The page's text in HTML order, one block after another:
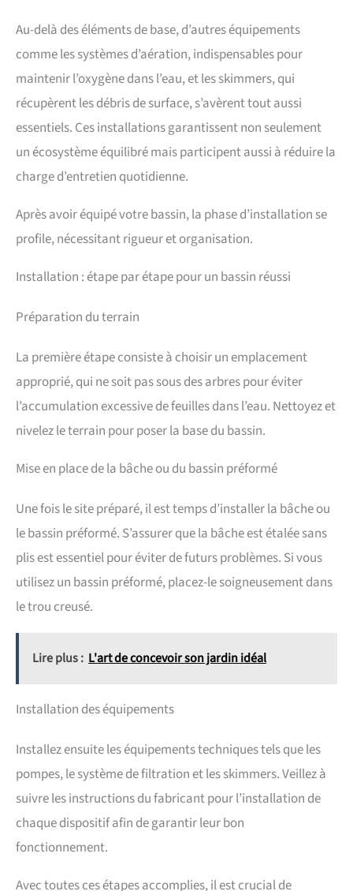
Au-delà des éléments de base, d’autres équipements
comme les systèmes d’aération, indispensables pour
maintenir l’oxygène dans l’eau, et les skimmers, qui
récupèrent les débris de surface, s’avèrent tout aussi
essentiels. Ces installations garantissent non seulement
un écosystème équilibré mais participent aussi à réduire la
charge d’entretien quotidienne.
Après avoir équipé votre bassin, la phase d’installation se
profile, nécessitant rigueur et organisation.
Installation : étape par étape pour un bassin réussi
Préparation du terrain
La première étape consiste à choisir un emplacement
approprié, qui ne soit pas sous des arbres pour éviter
l’accumulation excessive de feuilles dans l’eau. Nettoyez et
nivelez le terrain pour poser la base du bassin.
Mise en place de la bâche ou du bassin préformé
Une fois le site préparé, il est temps d’installer la bâche ou
le bassin préformé. S’assurer que la bâche est étalée sans
plis est essentiel pour éviter de futurs problèmes. Si vous
utilisez un bassin préformé, placez-le soigneusement dans
le trou creusé.
Lire plus : L'art de concevoir son jardin idéal
Installation des équipements
Installez ensuite les équipements techniques tels que les
pompes, le système de filtration et les skimmers. Veillez à
suivre les instructions du fabricant pour l’installation de
chaque dispositif afin de garantir leur bon
fonctionnement.
Avec toutes ces étapes accomplies, il est crucial de